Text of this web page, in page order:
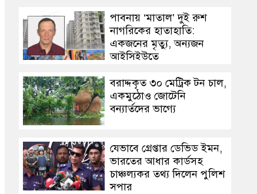
পাবনায় ‘মাতাল’ দুই রুশ
নাগরিকের হাতাহাতি:
একজনের মৃত্যু, অন্যজন
আইসিইউতে
বরাদ্দকৃত ৩০ মেট্রিক টন চাল,
একমুঠোও জোটেনি
বন্যার্তদের ভাগ্যে
যেভাবে গ্রেপ্তার ডেভিড ইমন,
ভারতের আধার কার্ডসহ
চাঞ্চল্যকর তথ্য দিলেন পুলিশ
সুপার